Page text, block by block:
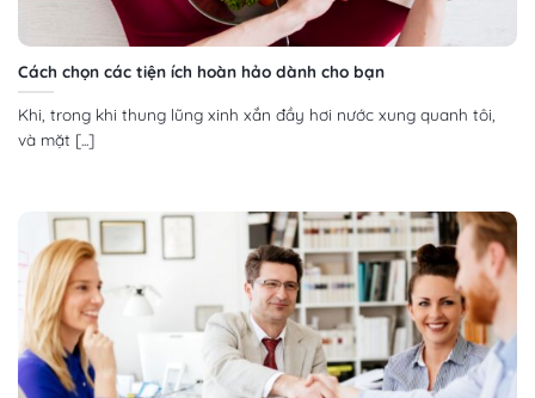
Cách chọn các tiện ích hoàn hảo dành cho bạn
Khi, trong khi thung lũng xinh xắn đầy hơi nước xung quanh tôi,
và mặt [...]